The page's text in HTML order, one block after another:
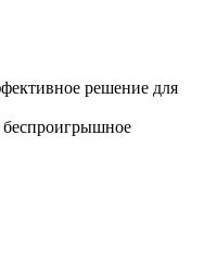
решение для
беспроигрышное